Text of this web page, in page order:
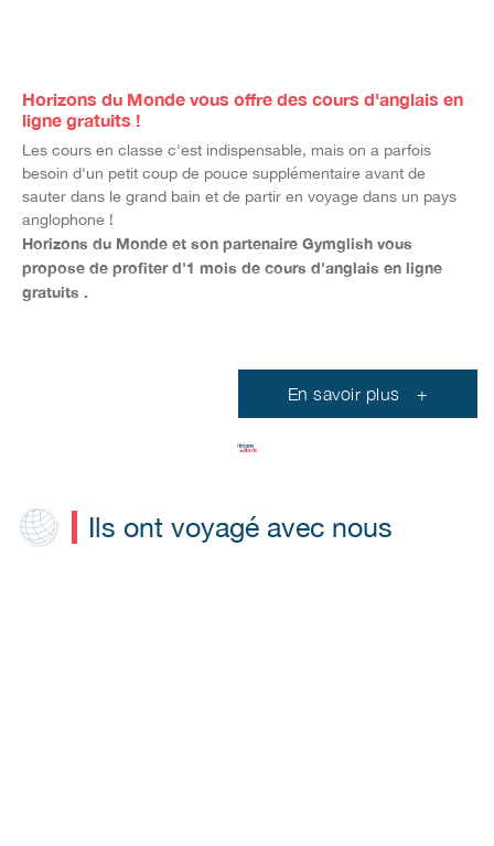
Horizons du Monde vous offre des cours d'anglais en
ligne gratuits !
Les cours en classe c'est indispensable, mais on a parfois
besoin d'un petit coup de pouce supplémentaire avant de
sauter dans le grand bain et de partir en voyage dans un pays
anglophone !
Horizons du Monde et son partenaire Gymglish vous
propose de profiter d'1 mois de cours d'anglais en ligne
gratuits .
En savoir plus +
Ils ont voyagé avec nous